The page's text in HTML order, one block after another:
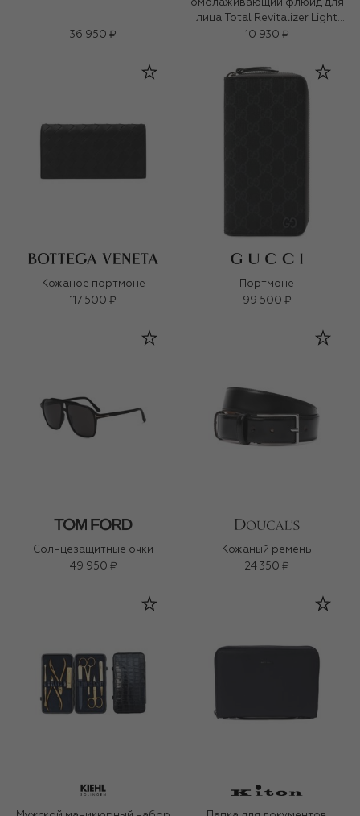
36 950 ₽
омолаживающий флюид для
лица Total Revitalizer Light
Fluid (70ml)
10 930 ₽
Кожаное портмоне
117 500 ₽
Портмоне
99 500 ₽
Солнцезащитные очки
49 950 ₽
Кожаный ремень
24 350 ₽